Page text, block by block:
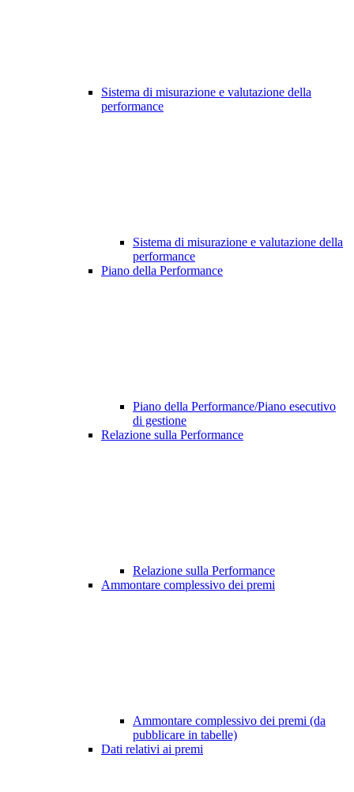
Sistema di misurazione e valutazione della
performance
Sistema di misurazione e valutazione della
performance
Piano della Performance
Piano della Performance/Piano esecutivo
di gestione
Relazione sulla Performance
Relazione sulla Performance
Ammontare complessivo dei premi
Ammontare complessivo dei premi (da
pubblicare in tabelle)
Dati relativi ai premi